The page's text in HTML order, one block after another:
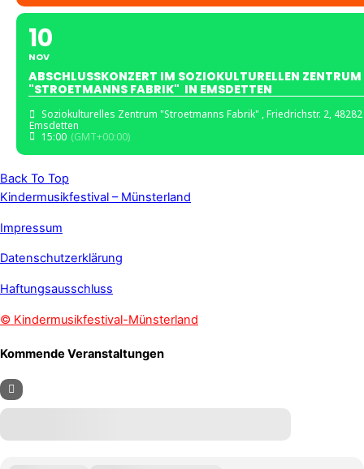
10
NOV
ABSCHLUSSKONZERT IM SOZIOKULTURELLEN ZENTRUM
"STROETMANNS FABRIK" IN EMSDETTEN
Soziokulturelles Zentrum "Stroetmanns Fabrik" , Friedrichstr. 2, 48282
Emsdetten
15:00 (GMT+00:00)
Back To Top
Kindermusikfestival – Münsterland
Impressum
Datenschutzerklärung
Haftungsausschluss
© Kindermusikfestival-Münsterland
Kommende Veranstaltungen